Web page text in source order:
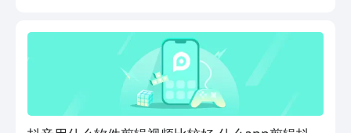
在...